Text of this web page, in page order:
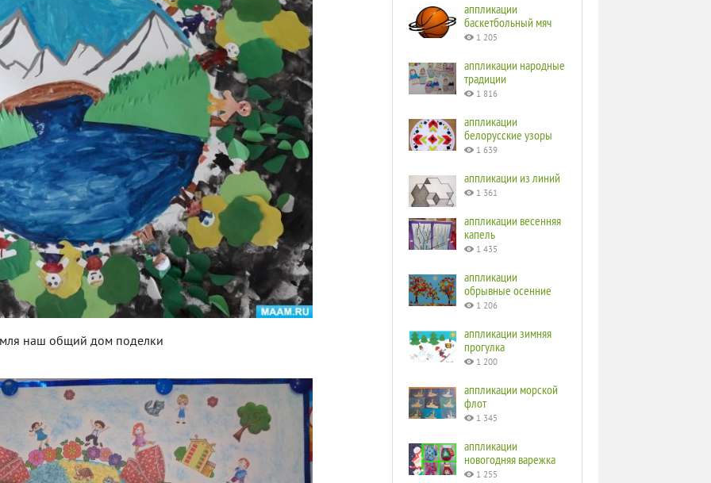
наш общий дом поделки
аппликации
баскетбольный мяч
1 205
аппликации народные
традиции
1 816
аппликации
белорусские узоры
1 639
аппликации из линий
1 361
аппликации весенняя
капель
1 435
аппликации
обрывные осенние
1 206
аппликации зимняя
прогулка
1 200
аппликации морской
флот
1 345
аппликации
новогодняя варежка
1 255